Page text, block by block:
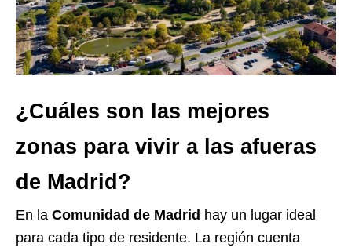
¿Cuáles son las mejores
zonas para vivir a las afueras
de Madrid?
En la Comunidad de Madrid hay un lugar ideal
para cada tipo de residente. La región cuenta